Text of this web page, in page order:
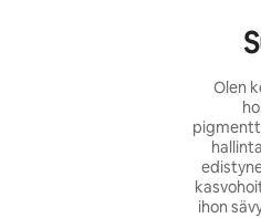
Olen
ihon